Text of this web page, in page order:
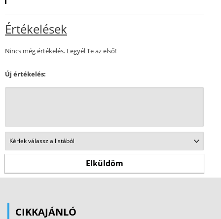
Értékelések
Nincs még értékelés. Legyél Te az első!
Új értékelés:
CIKKAJÁNLÓ